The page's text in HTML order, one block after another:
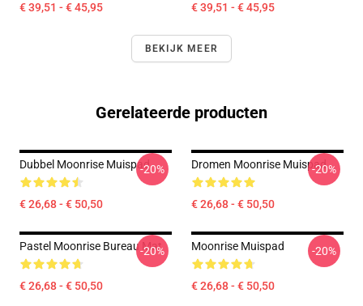
€ 39,51 - € 45,95 € 39,51 - € 45,95
BEKIJK MEER
Gerelateerde producten
Dubbel Moonrise Muispad
€ 26,68 - € 50,50
-20% Dromen Moonrise Muispad
€ 26,68 - € 50,50
-20%
Pastel Moonrise Bureau Mat
€ 26,68 - € 50,50
-20% Moonrise Muispad
€ 26,68 - € 50,50
-20%